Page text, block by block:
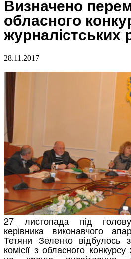
Визначено
обласного
журналістських
28.11.2017
27 листопада під
керівника виконавчого
Тетяни Зеленко відбулось
комісії з обласного конкурсу